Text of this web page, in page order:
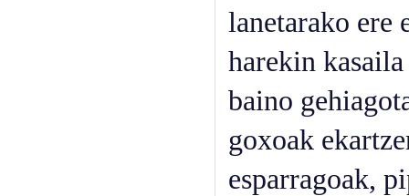
lanetarako ere
harekin
baino
goxoak
esparragoak,